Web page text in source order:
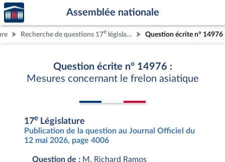
Aller au contenu
Aller en bas de la page
Accèder
à la
page
d'accueil
Assemblée nationale
Recherche de questions 17e législature Question écrite n° 14976
Question écrite n° 14976 :
Mesures concernant le frelon asiatique
17e Législature
Publication de la question au Journal Officiel du
12 mai 2026, page 4006
Question de : M. Richard Ramos